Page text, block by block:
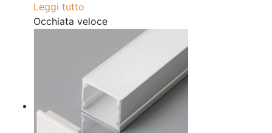
Leggi tutto
Occhiata veloce